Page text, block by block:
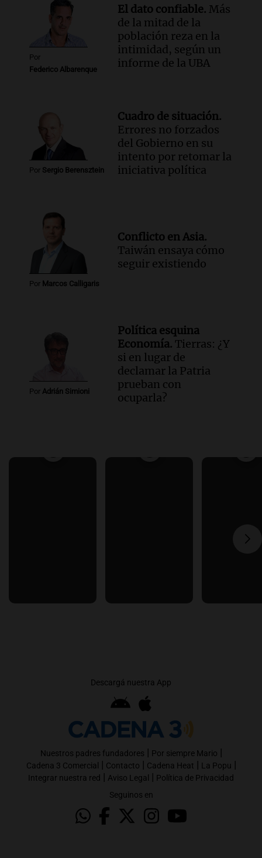
Por
Federico Albarenque
El dato confiable. Más
de la mitad de la
población reza en la
intimidad, según un
informe de la UBA
Por Sergio Berensztein
Cuadro de situación.
Errores no forzados
del Gobierno en su
intento por retomar la
iniciativa política
Por Marcos Calligaris
Conflicto en Asia.
Taiwán ensaya cómo
seguir existiendo
Por Adrián Simioni
Política esquina
Economía. Tierras: ¿Y
si en lugar de
declamar la Patria
prueban con
ocuparla?
Descargá nuestra App
Nuestros padres fundadores | Por siempre Mario |
Cadena 3 Comercial | Contacto | Cadena Heat | La Popu |
Integrar nuestra red | Aviso Legal | Política de Privacidad
Seguinos en